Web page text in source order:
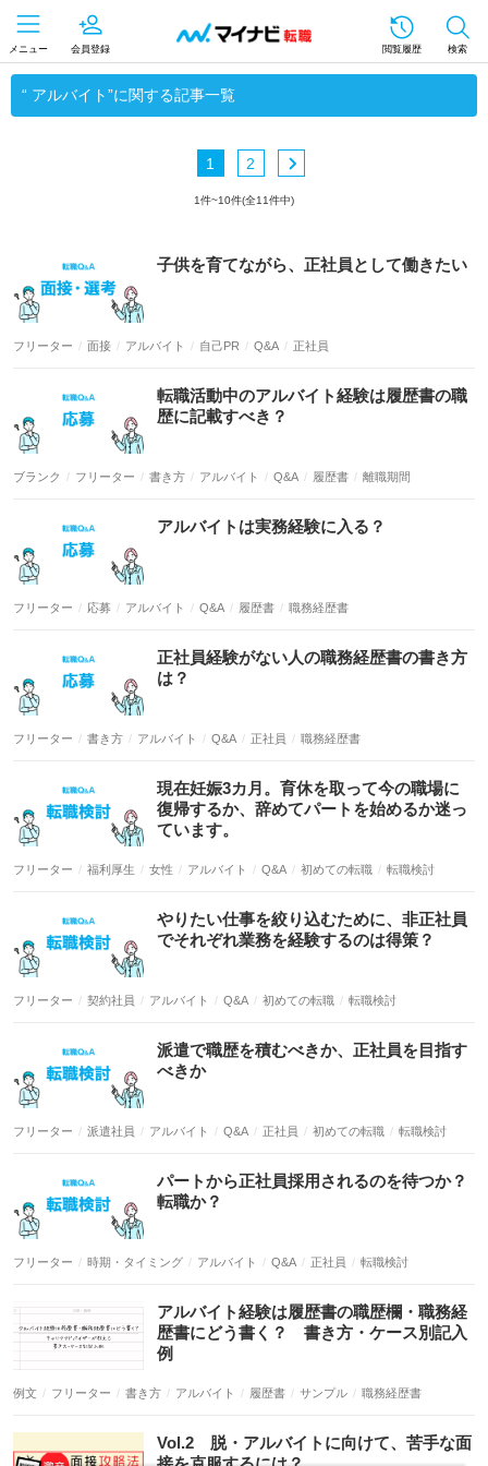
メニュー 会員登録 閲覧履歴 検索
“ アルバイト”に関する記事一覧
1 2
1件~10件(全11件中)
フリーター 面接 アルバイト 自己PR Q&A 正社員
ブランク フリーター 書き方 アルバイト Q&A 履歴書 離職期間
フリーター 応募 アルバイト Q&A 履歴書 職務経歴書
フリーター 書き方 アルバイト Q&A 正社員 職務経歴書
フリーター 福利厚生 女性 アルバイト Q&A 初めての転職 転職検討
フリーター 契約社員 アルバイト Q&A 初めての転職 転職検討
フリーター 派遣社員 アルバイト Q&A 正社員 初めての転職 転職検討
フリーター 時期・タイミング アルバイト Q&A 正社員 転職検討
例文 フリーター 書き方 アルバイト 履歴書 サンプル 職務経歴書